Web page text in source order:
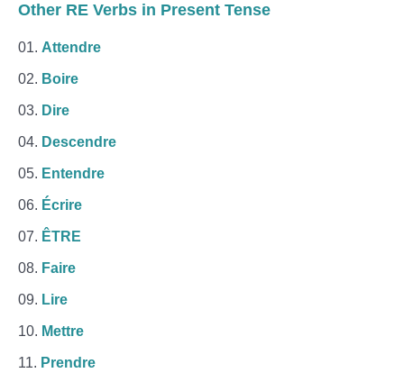
Other RE Verbs in Present Tense
Attendre
Boire
Dire
Descendre
Entendre
Écrire
ÊTRE
Faire
Lire
Mettre
Prendre